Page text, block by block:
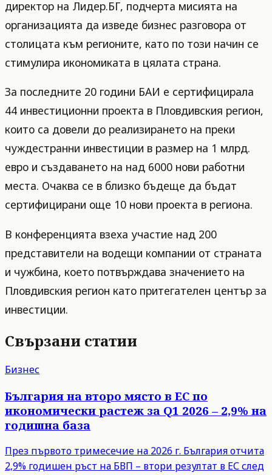
директор на Лидер.БГ, подчерта мисията на
организацията да изведе бизнес разговора от
столицата към регионите, като по този начин се
стимулира икономиката в цялата страна.
За последните 20 години БАИ е сертифицирала
44 инвестиционни проекта в Пловдивския регион,
които са довели до реализирането на преки
чуждестранни инвестиции в размер на 1 млрд.
евро и създаването на над 6000 нови работни
места. Очаква се в близко бъдеще да бъдат
сертифицирани още 10 нови проекта в региона.
В конференцията взеха участие над 200
представители на водещи компании от страната
и чужбина, което потвърждава значението на
Пловдивския регион като притегателен център за
инвестиции.
Свързани статии
Бизнес
България на второ място в ЕС по
икономически растеж за Q1 2026 – 2,9% на
годишна база
През първото тримесечие на 2026 г. България отчита
2,9% годишен ръст на БВП – втори резултат в ЕС след